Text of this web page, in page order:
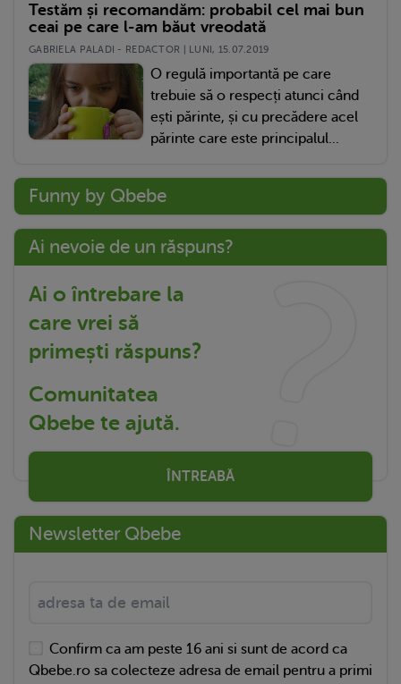
Testăm și recomandăm: probabil cel mai bun
ceai pe care l-am băut vreodată
GABRIELA PALADI - REDACTOR | LUNI, 15.07.2019
O regulă importantă pe care
trebuie să o respecți atunci când
ești părinte, și cu precădere acel
părinte care este principalul...
Funny by Qbebe
Ai nevoie de un răspuns?
Ai o întrebare la
care vrei să
primești răspuns?
Comunitatea
Qbebe te ajută.
ÎNTREABĂ
Newsletter Qbebe
Confirm ca am peste 16 ani si sunt de acord ca
Qbebe.ro sa colecteze adresa de email pentru a primi